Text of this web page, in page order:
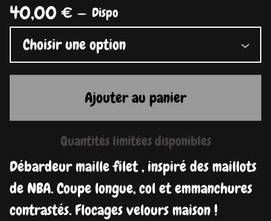
40,00 € — Dispo
Ajouter au panier
Quantités limitées disponibles
Débardeur maille filet , inspiré des maillots
de NBA. Coupe longue, col et emmanchures
contrastés. Flocages velours maison !